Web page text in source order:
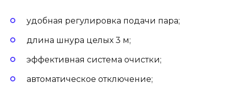
удобная регулировка подачи пара;
длина шнура целых 3 м;
эффективная система очистки;
автоматическое отключение;